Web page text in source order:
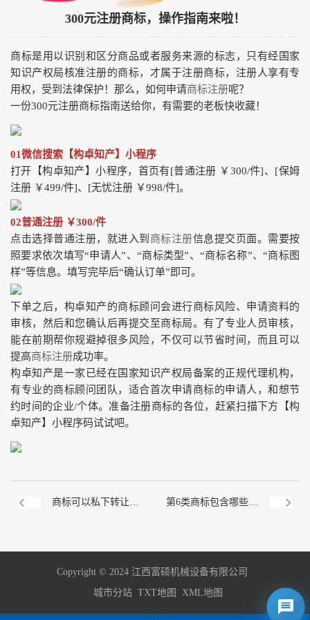
300元注册商标，操作指南来啦！
商标是用以识别和区分商品或者服务来源的标志，只有经国家
知识产权局核准注册的商标，才属于注册商标，注册人享有专
用权，受到法律保护！那么，如何申请商标注册呢？
一份300元注册商标指南送给你，有需要的老板快收藏！
01微信搜索【构卓知产】小程序
打开【构卓知产】小程序，首页有[普通注册 ￥300/件]、[保姆
注册 ￥499/件]、[无忧注册 ￥998/件]。
02普通注册 ￥300/件
点击选择普通注册，就进入到 商标注册信息提交页面。需要按
照要求依次填写“申请人”、“商标类型”、“商标名称”、“商标图
样”等信息。填写完毕后“确认订单”即可。
下单之后，构卓知产的商标顾问会进行商标风险、申请资料的
审核，然后和您确认后再提交至商标局。有了专业人员审核，
能在前期帮你规避掉很多风险，不仅可以节省时间，而且可以
提高商标注册成功率。
构卓知产是一家已经在国家知识产权局备案的正规代理机构，
有专业的商标顾问团队，适合首次申请商标的申请人，和想节
约时间的企业/个体。准备注册商标的各位，赶紧扫描下方【构
卓知产】小程序码试试吧。
商标可以私下转让 第6类商标包含哪些？
Copyright © 2024 江西富硕机械设备有限公司
城市分站 TXT地图 XML地图